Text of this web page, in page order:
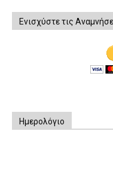
Ενισχύστε τις
Ημερολόγιο